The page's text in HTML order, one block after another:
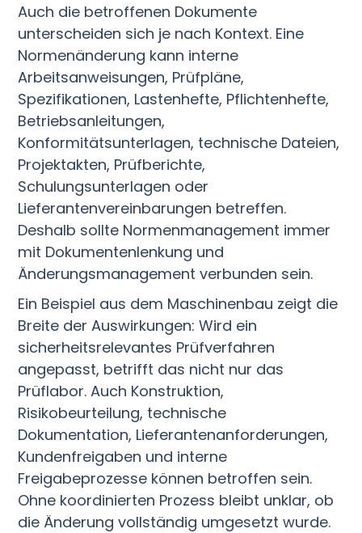
Auch die betroffenen Dokumente
unterscheiden sich je nach Kontext. Eine
Normenänderung kann interne
Arbeitsanweisungen, Prüfpläne,
Spezifikationen, Lastenhefte, Pflichtenhefte,
Betriebsanleitungen,
Konformitätsunterlagen, technische Dateien,
Projektakten, Prüfberichte,
Schulungsunterlagen oder
Lieferantenvereinbarungen betreffen.
Deshalb sollte Normenmanagement immer
mit Dokumentenlenkung und
Änderungsmanagement verbunden sein.
Ein Beispiel aus dem Maschinenbau zeigt die
Breite der Auswirkungen: Wird ein
sicherheitsrelevantes Prüfverfahren
angepasst, betrifft das nicht nur das
Prüflabor. Auch Konstruktion,
Risikobeurteilung, technische
Dokumentation, Lieferantenanforderungen,
Kundenfreigaben und interne
Freigabeprozesse können betroffen sein.
Ohne koordinierten Prozess bleibt unklar, ob
die Änderung vollständig umgesetzt wurde.